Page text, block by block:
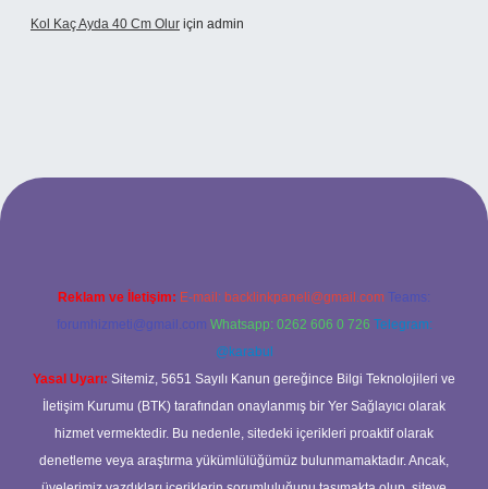
Kol Kaç Ayda 40 Cm Olur için admin
Reklam ve İletişim: E-mail: backlinkpaneli@gmail.com Teams:
forumhizmeti@gmail.com Whatsapp: 0262 606 0 726 Telegram:
@karabul
Yasal Uyarı: Sitemiz, 5651 Sayılı Kanun gereğince Bilgi Teknolojileri ve
İletişim Kurumu (BTK) tarafından onaylanmış bir Yer Sağlayıcı olarak
hizmet vermektedir. Bu nedenle, sitedeki içerikleri proaktif olarak
denetleme veya araştırma yükümlülüğümüz bulunmamaktadır. Ancak,